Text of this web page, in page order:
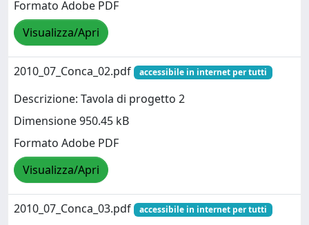
Formato Adobe PDF
Visualizza/Apri
2010_07_Conca_02.pdf accessibile in internet per tutti
Descrizione: Tavola di progetto 2
Dimensione 950.45 kB
Formato Adobe PDF
Visualizza/Apri
2010_07_Conca_03.pdf accessibile in internet per tutti